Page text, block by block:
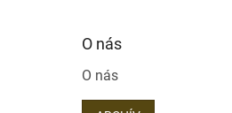
O nás
O nás